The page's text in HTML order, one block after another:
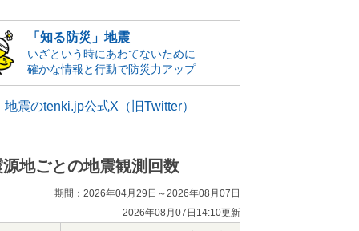
「知る防災」地震
いざという時にあわてないために
確かな情報と行動で防災力アップ
地震のtenki.jp公式X（旧Twitter）
源地ごとの地震観測回数
期間：2026年04月29日～2026年08月07日
2026年08月07日14:10更新